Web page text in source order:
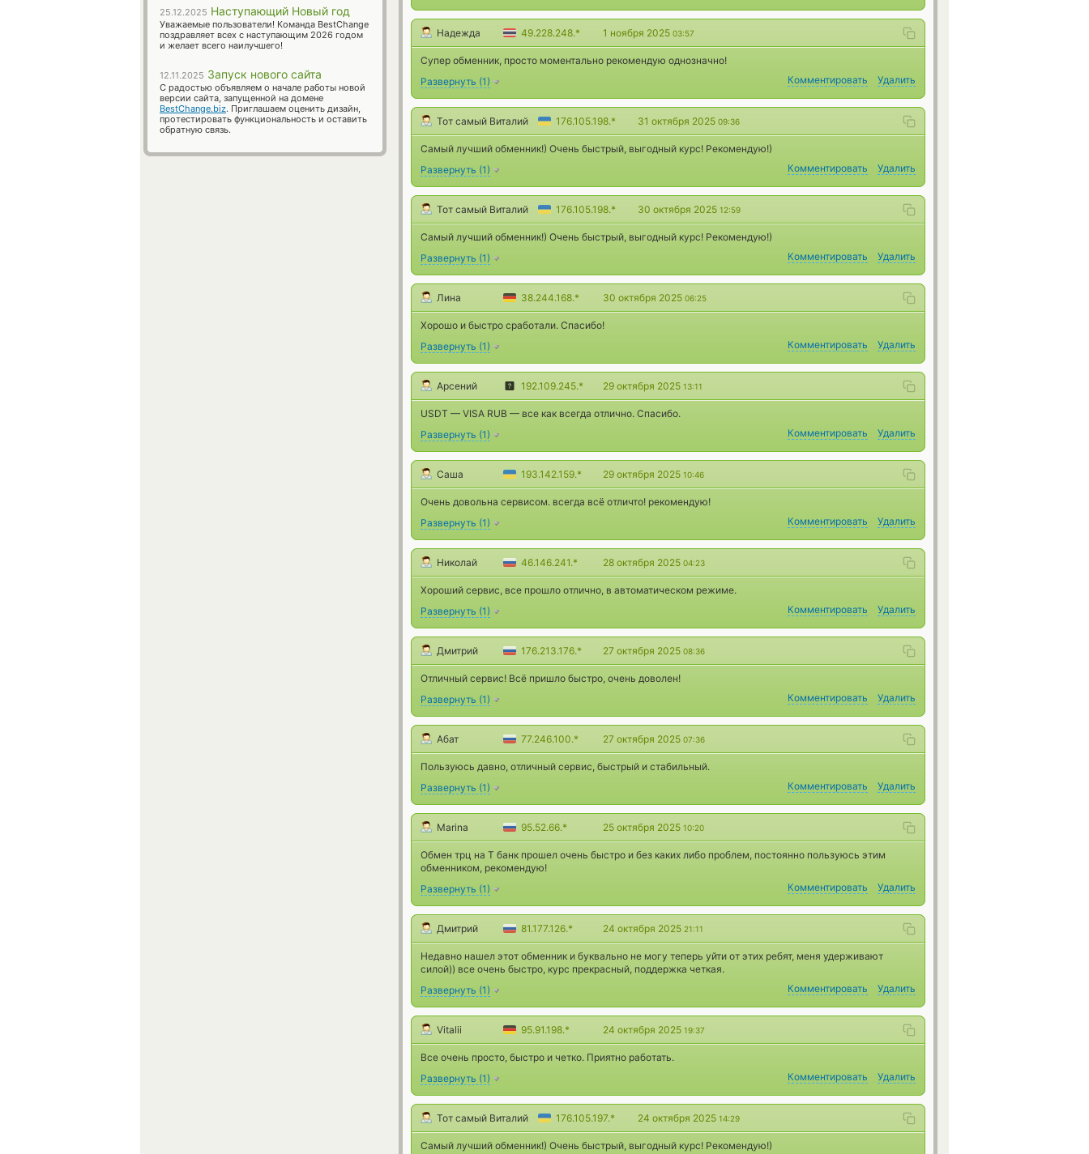
Надежда 49.228.248.* 1 ноября 2025 03:57
Супер обменник, просто моментально рекомендую однозначно!
Развернуть (1) Комментировать Удалить
Тот самый Виталий 176.105.198.* 31 октября 2025 09:36
Самый лучший обменник!) Очень быстрый, выгодный курс! Рекомендую!)
Развернуть (1) Комментировать Удалить
Тот самый Виталий 176.105.198.* 30 октября 2025 12:59
Самый лучший обменник!) Очень быстрый, выгодный курс! Рекомендую!)
Развернуть (1) Комментировать Удалить
Лина 38.244.168.* 30 октября 2025 06:25
Хорошо и быстро сработали. Спасибо!
Развернуть (1) Комментировать Удалить
Арсений 192.109.245.* 29 октября 2025 13:11
USDT — VISA RUB — все как всегда отлично. Спасибо.
Развернуть (1) Комментировать Удалить
Саша 193.142.159.* 29 октября 2025 10:46
Очень довольна сервисом. всегда всё отличто! рекомендую!
Развернуть (1) Комментировать Удалить
Николай 46.146.241.* 28 октября 2025 04:23
Хороший сервис, все прошло отлично, в автоматическом режиме.
Развернуть (1) Комментировать Удалить
Дмитрий 176.213.176.* 27 октября 2025 08:36
Отличный сервис! Всё пришло быстро, очень доволен!
Развернуть (1) Комментировать Удалить
Абат 77.246.100.* 27 октября 2025 07:36
Пользуюсь давно, отличный сервис, быстрый и стабильный.
Развернуть (1) Комментировать Удалить
Marina 95.52.66.* 25 октября 2025 10:20
Обмен трц на Т банк прошел очень быстро и без каких либо проблем, постоянно пользуюсь этим
обменником, рекомендую!
Развернуть (1) Комментировать Удалить
Дмитрий 81.177.126.* 24 октября 2025 21:11
Недавно нашел этот обменник и буквально не могу теперь уйти от этих ребят, меня удерживают
силой)) все очень быстро, курс прекрасный, поддержка четкая.
Развернуть (1) Комментировать Удалить
Vitalii 95.91.198.* 24 октября 2025 19:37
Все очень просто, быстро и четко. Приятно работать.
Развернуть (1) Комментировать Удалить
Тот самый Виталий 176.105.197.* 24 октября 2025 14:29
Самый лучший обменник!) Очень быстрый, выгодный курс! Рекомендую!)
25.12.2025 Наступающий Новый год
Уважаемые пользователи! Команда BestChange
поздравляет всех с наступающим 2026 годом
и желает всего наилучшего!
12.11.2025 Запуск нового сайта
С радостью объявляем о начале работы новой
версии сайта, запущенной на домене
BestChange.biz. Приглашаем оценить дизайн,
протестировать функциональность и оставить
обратную связь.